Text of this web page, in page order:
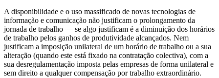
A disponibilidade e o uso massificado de novas tecnologias de
informação e comunicação não justificam o prolongamento da
jornada de trabalho — se algo justificam é a diminuição dos horários
de trabalho pelos ganhos de produtividade alcançados. Nem
justificam a imposição unilateral de um horário de trabalho ou a sua
alteração (quando este está fixado na contratação colectiva), com a
sua desregulamentação imposta pelas empresas de forma unilateral e
sem direito a qualquer compensação por trabalho extraordinário.